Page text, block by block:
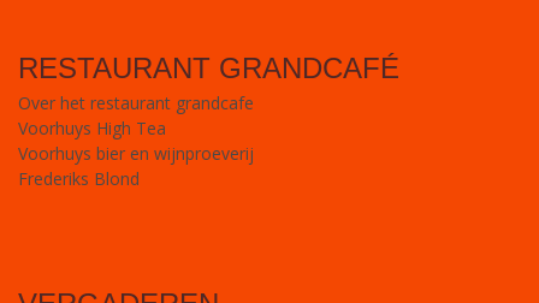
RESTAURANT GRANDCAFÉ
Over het restaurant grandcafe
Voorhuys High Tea
Voorhuys bier en wijnproeverij
Frederiks Blond